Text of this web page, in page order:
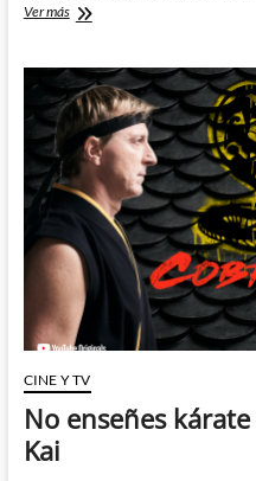
Ver másLa
de
Cobra
Kai
arte
de
nostalgia
bien
entendida
CINE Y TV
No enseñes
Kai